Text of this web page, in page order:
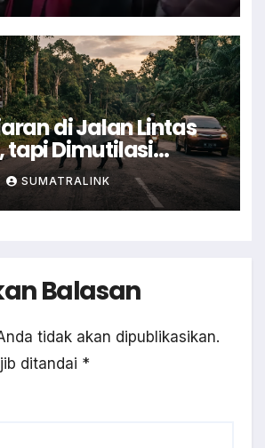
di Jalan Lintas
tapi Dimutilasi
SUMATRALINK
Balasan
tidak akan dipublikasikan.
ditandai *